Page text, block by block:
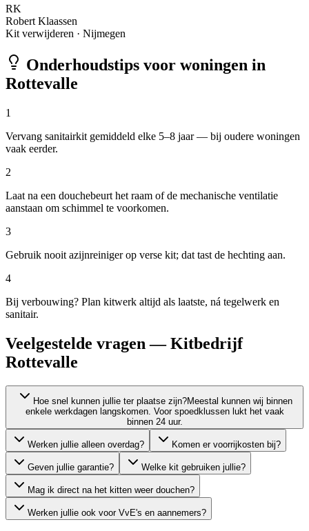
RK
Robert Klaassen
Kit verwijderen · Nijmegen
Onderhoudstips voor woningen in
Rottevalle
1
Vervang sanitairkit gemiddeld elke 5–8 jaar — bij oudere woningen
vaak eerder.
2
Laat na een douchebeurt het raam of de mechanische ventilatie
aanstaan om schimmel te voorkomen.
3
Gebruik nooit azijnreiniger op verse kit; dat tast de hechting aan.
4
Bij verbouwing? Plan kitwerk altijd als laatste, ná tegelwerk en
sanitair.
Veelgestelde vragen — Kitbedrijf
Rottevalle
Hoe snel kunnen jullie ter plaatse zijn?Meestal kunnen wij binnen
enkele werkdagen langskomen. Voor spoedklussen lukt het vaak
binnen 24 uur.
Werken jullie alleen overdag? Komen er voorrijkosten bij?
Geven jullie garantie? Welke kit gebruiken jullie?
Mag ik direct na het kitten weer douchen?
Werken jullie ook voor VvE's en aannemers?